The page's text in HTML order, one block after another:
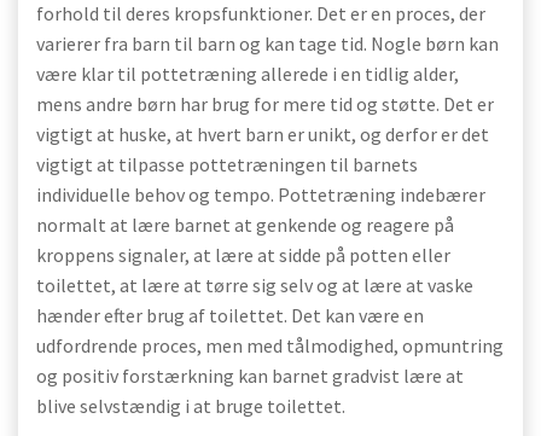
forhold til deres kropsfunktioner. Det er en proces, der
varierer fra barn til barn og kan tage tid. Nogle børn kan
være klar til pottetræning allerede i en tidlig alder,
mens andre børn har brug for mere tid og støtte. Det er
vigtigt at huske, at hvert barn er unikt, og derfor er det
vigtigt at tilpasse pottetræningen til barnets
individuelle behov og tempo. Pottetræning indebærer
normalt at lære barnet at genkende og reagere på
kroppens signaler, at lære at sidde på potten eller
toilettet, at lære at tørre sig selv og at lære at vaske
hænder efter brug af toilettet. Det kan være en
udfordrende proces, men med tålmodighed, opmuntring
og positiv forstærkning kan barnet gradvist lære at
blive selvstændig i at bruge toilettet.